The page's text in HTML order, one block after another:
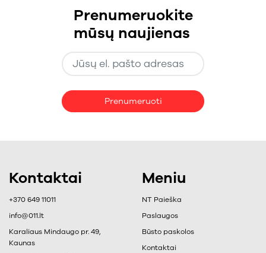
Kontaktai
+370 649 11011
info@011.lt
Karaliaus Mindaugo pr. 49,
Kaunas
Meniu
NT Paieška
Paslaugos
Būsto paskolos
Kontaktai
Prenumeruokite
mūsų naujienas
Prenumeruoti